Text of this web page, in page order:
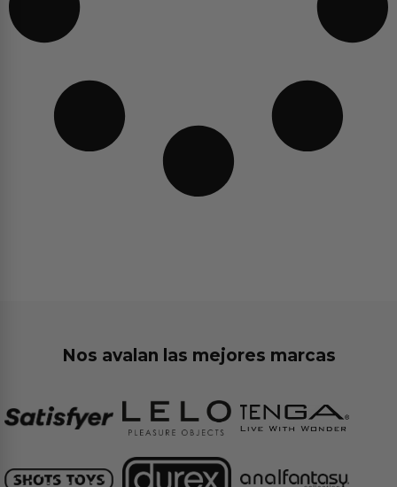
Nos avalan las mejores marcas